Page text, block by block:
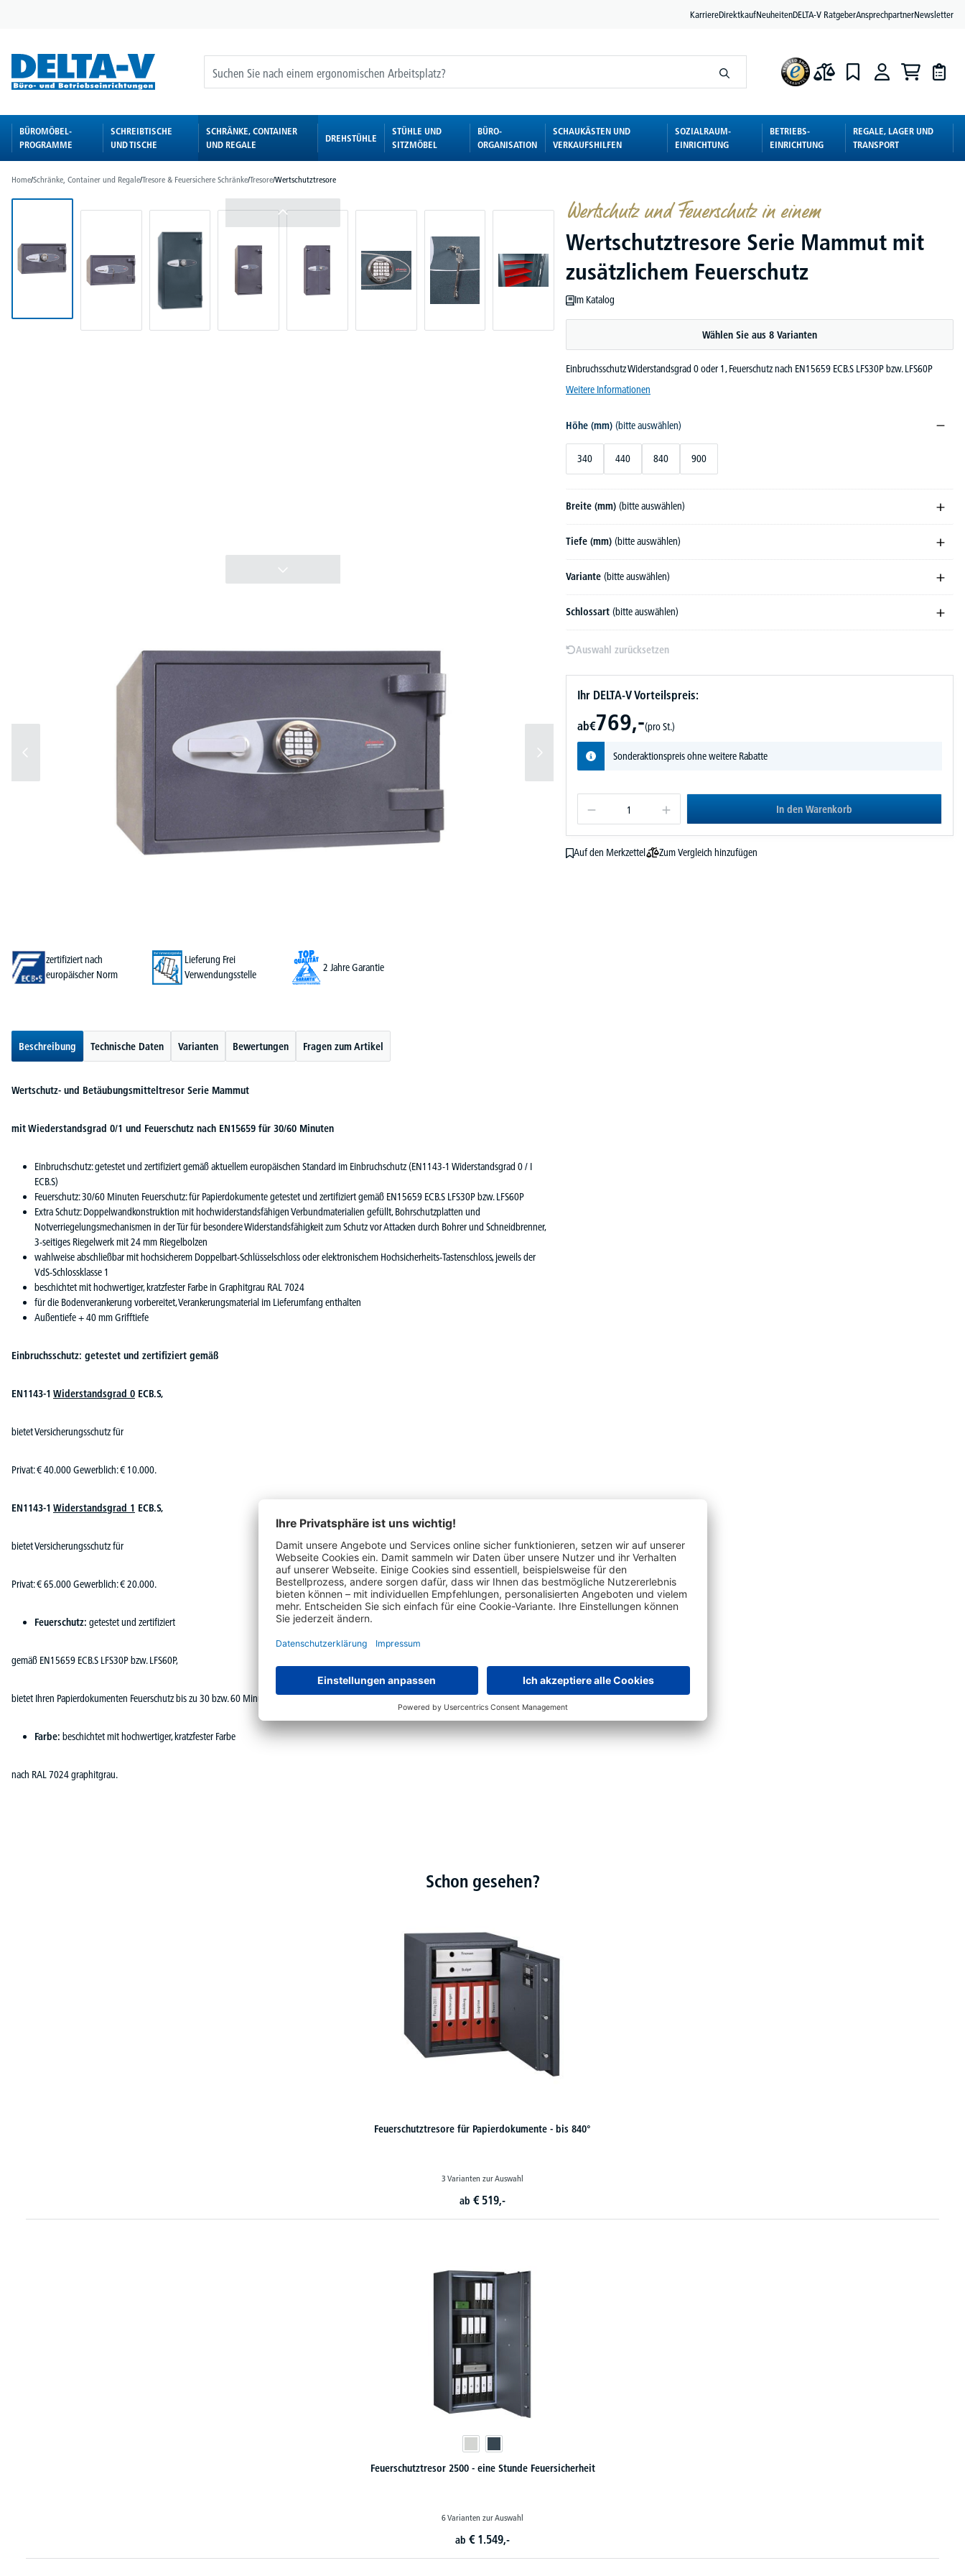
KarriereDirektkaufNeuheitenDELTA-V RatgeberAnsprechpartnerNewsletter
BÜROMÖBEL-
PROGRAMME
SCHREIBTISCHE
UND TISCHE
SCHRÄNKE, CONTAINER
UND REGALE
DREHSTÜHLE
STÜHLE UND
SITZMÖBEL
BÜRO-
ORGANISATION
SCHAUKÄSTEN UND
VERKAUFSHILFEN
SOZIALRAUM-
EINRICHTUNG
BETRIEBS-
EINRICHTUNG
REGALE, LAGER UND
TRANSPORT
Home/Schränke, Container und Regale/Tresore & Feuersichere Schränke/Tresore/Wertschutztresore
Wertschutz und Feuerschutz in einem
Wertschutztresore Serie Mammut mit
zusätzlichem Feuerschutz
Im Katalog
Wählen Sie aus 8 Varianten
Einbruchsschutz Widerstandsgrad 0 oder 1, Feuerschutz nach EN15659 ECB.S LFS30P bzw. LFS60P
Weitere Informationen
Höhe (mm) (bitte auswählen)
340 440 840 900
Breite (mm) (bitte auswählen)
Tiefe (mm) (bitte auswählen)
Variante (bitte auswählen)
Schlossart (bitte auswählen)
Auswahl zurücksetzen
Ihr DELTA-V Vorteilspreis:
ab€769,-(pro St.)
Sonderaktionspreis ohne weitere Rabatte
In den Warenkorb
Auf den Merkzettel Zum Vergleich hinzufügen
zertifiziert nach
europäischer Norm
Lieferung Frei
Verwendungsstelle
2 Jahre Garantie
Beschreibung Technische Daten Varianten Bewertungen Fragen zum Artikel
Wertschutz- und Betäubungsmitteltresor Serie Mammut
mit Wiederstandsgrad 0/1 und Feuerschutz nach EN15659 für 30/60 Minuten
Einbruchschutz: getestet und zertifiziert gemäß aktuellem europäischen Standard im Einbruchschutz (EN1143-1 Widerstandsgrad 0 / I
ECB.S)
Feuerschutz: 30/60 Minuten Feuerschutz: für Papierdokumente getestet und zertifiziert gemäß EN15659 ECB.S LFS30P bzw. LFS60P
Extra Schutz: Doppelwandkonstruktion mit hochwiderstandsfähigen Verbundmaterialien gefüllt, Bohrschutzplatten und
Notverriegelungsmechanismen in der Tür für besondere Widerstandsfähigkeit zum Schutz vor Attacken durch Bohrer und Schneidbrenner,
3-seitiges Riegelwerk mit 24 mm Riegelbolzen
wahlweise abschließbar mit hochsicherem Doppelbart-Schlüsselschloss oder elektronischem Hochsicherheits-Tastenschloss, jeweils der
VdS-Schlossklasse 1
beschichtet mit hochwertiger, kratzfester Farbe in Graphitgrau RAL 7024
für die Bodenverankerung vorbereitet, Verankerungsmaterial im Lieferumfang enthalten
Außentiefe + 40 mm Grifftiefe
Einbruchsschutz: getestet und zertifiziert gemäß
EN1143-1 Widerstandsgrad 0 ECB.S,
bietet Versicherungsschutz für
Privat: € 40.000 Gewerblich: € 10.000.
EN1143-1 Widerstandsgrad 1 ECB.S,
bietet Versicherungsschutz für
Privat: € 65.000 Gewerblich: € 20.000.
Feuerschutz: getestet und zertifiziert
gemäß EN15659 ECB.S LFS30P bzw. LFS60P,
bietet Ihren Papierdokumenten Feuerschutz bis zu 30 bzw. 60 Minuten.
Farbe: beschichtet mit hochwertiger, kratzfester Farbe
nach RAL 7024 graphitgrau.
Schon gesehen?
Feuerschutztresore für Papierdokumente - bis 840°
3 Varianten zur Auswahl
ab € 519,-
Feuerschutztresor 2500 - eine Stunde Feuersicherheit
6 Varianten zur Auswahl
ab € 1.549,-